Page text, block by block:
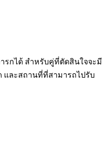
รกได้ สำหรับคู่ที่ตัดสินใจจะมี
และสถานที่ที่สามารถไปรับ